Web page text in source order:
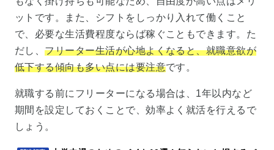
ットです。また、シフトをしっかり入れて働くこと
で、必要な生活費程度ならば稼ぐこともできます。た
だし、フリーター生活が心地よくなると、就職意欲が
低下する傾向も多い点には要注意です。
就職する前にフリーターになる場合は、1年以内など
期間を設定しておくことで、効率よく就活を行えるで
しょう。